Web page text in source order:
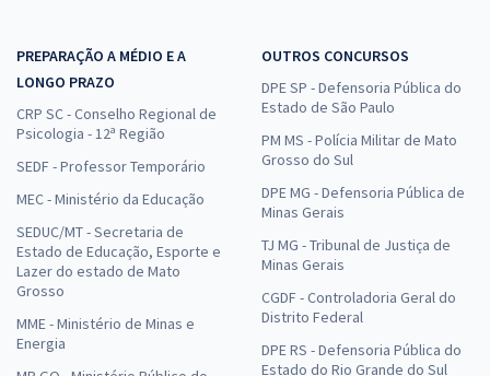
PREPARAÇÃO A MÉDIO E A
LONGO PRAZO
CRP SC - Conselho Regional de
Psicologia - 12ª Região
SEDF - Professor Temporário
MEC - Ministério da Educação
SEDUC/MT - Secretaria de
Estado de Educação, Esporte e
Lazer do estado de Mato
Grosso
MME - Ministério de Minas e
Energia
OUTROS CONCURSOS
DPE SP - Defensoria Pública do
Estado de São Paulo
PM MS - Polícia Militar de Mato
Grosso do Sul
DPE MG - Defensoria Pública de
Minas Gerais
TJ MG - Tribunal de Justiça de
Minas Gerais
CGDF - Controladoria Geral do
Distrito Federal
DPE RS - Defensoria Pública do
Estado do Rio Grande do Sul